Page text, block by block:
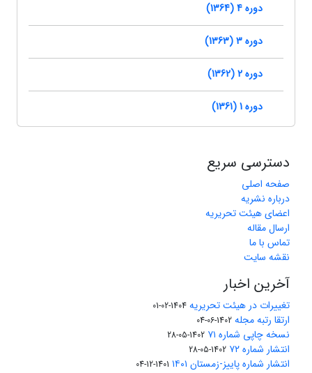
دوره 4 (1364)
دوره 3 (1363)
دوره 2 (1362)
دوره 1 (1361)
دسترسی سریع
صفحه اصلی
درباره نشریه
اعضای هیئت تحریریه
ارسال مقاله
تماس با ما
نقشه سایت
آخرین اخبار
تغییرات در هیئت تحریریه 1404-02-01
ارتقا رتبه مجله 1402-06-04
نسخه چاپی شماره ۷۱ 1402-05-28
انتشار شماره ۷۲ 1402-05-28
انتشار شماره پاییز-زمستان ۱۴۰۱ 1401-12-04